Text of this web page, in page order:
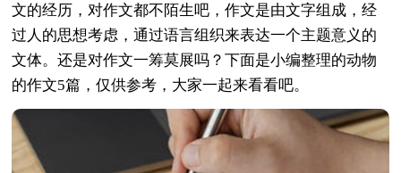
文的经历，对作文都不陌生吧，作文是由文字组成，经
过人的思想考虑，通过语言组织来表达一个主题意义的
文体。还是对作文一筹莫展吗？下面是小编整理的动物
的作文5篇，仅供参考，大家一起来看看吧。